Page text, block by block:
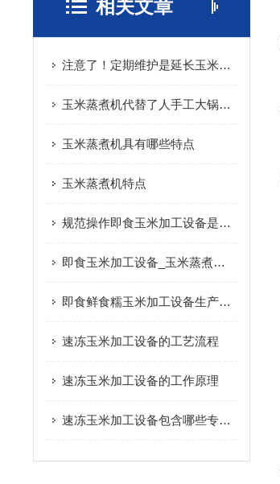
相关文章
注意了！定期维护是延长玉米蒸煮机使用寿命的关键
玉米蒸煮机代替了人手工大锅蒸煮作业
玉米蒸煮机具有哪些特点
玉米蒸煮机特点
规范操作即食玉米加工设备是保障产品加工质量与生产效率的关键
即食玉米加工设备_玉米蒸煮机|产品推荐
即食鲜食糯玉米加工设备生产过程
速冻玉米加工设备的工艺流程
速冻玉米加工设备的工作原理
速冻玉米加工设备包含哪些专业设备